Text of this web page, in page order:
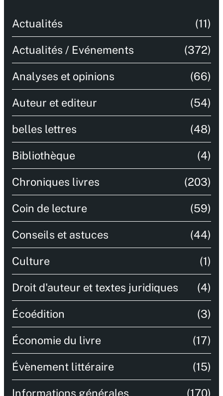
Actualités (11)
Actualités / Evénements (372)
Analyses et opinions (66)
Auteur et editeur (54)
belles lettres (48)
Bibliothèque (4)
Chroniques livres (203)
Coin de lecture (59)
Conseils et astuces (44)
Culture (1)
Droit d'auteur et textes juridiques (4)
Écoédition (3)
Économie du livre (17)
Évènement littéraire (15)
Informations générales (170)